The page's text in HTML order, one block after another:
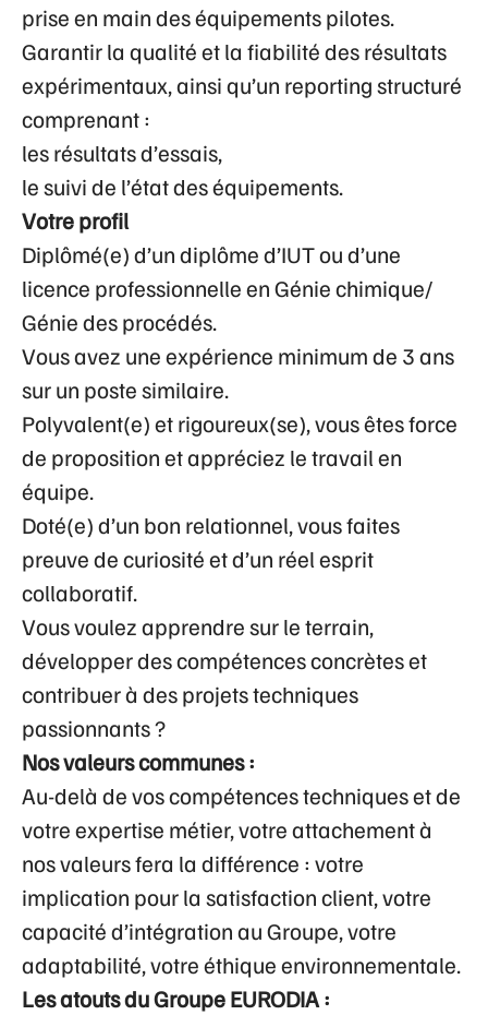
prise en main des équipements pilotes.
Garantir la qualité et la fiabilité des résultats
expérimentaux, ainsi qu’un reporting structuré
comprenant :
les résultats d’essais,
le suivi de l’état des équipements.
Votre profil
Diplômé(e) d’un diplôme d’IUT ou d’une
licence professionnelle en Génie chimique/
Génie des procédés.
Vous avez une expérience minimum de 3 ans
sur un poste similaire.
Polyvalent(e) et rigoureux(se), vous êtes force
de proposition et appréciez le travail en
équipe.
Doté(e) d’un bon relationnel, vous faites
preuve de curiosité et d’un réel esprit
collaboratif.
Vous voulez apprendre sur le terrain,
développer des compétences concrètes et
contribuer à des projets techniques
passionnants ?
Nos valeurs communes :
Au-delà de vos compétences techniques et de
votre expertise métier, votre attachement à
nos valeurs fera la différence : votre
implication pour la satisfaction client, votre
capacité d’intégration au Groupe, votre
adaptabilité, votre éthique environnementale.
Les atouts du Groupe EURODIA :